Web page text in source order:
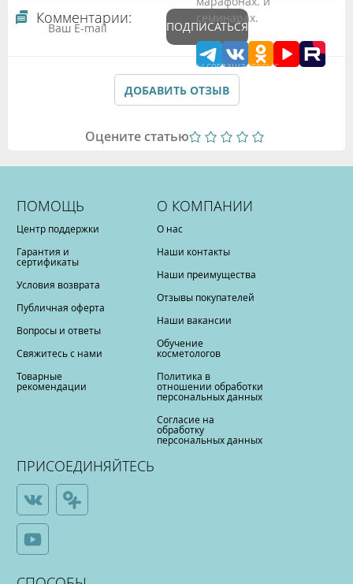
ПОДПИСАТЬСЯ
Подтверждая данные формы Вы соглашаетесь с
Политикой обработки персональных данных
семинарах.
Комментарии:
ДОБАВИТЬ ОТЗЫВ
Оцените статью
ПОМОЩЬ
Центр поддержки
Гарантия и
сертификаты
Условия возврата
Публичная оферта
Вопросы и ответы
Свяжитесь с нами
Товарные
рекомендации
О КОМПАНИИ
О нас
Наши контакты
Наши преимущества
Отзывы покупателей
Наши вакансии
Обучение
косметологов
Политика в
отношении обработки
персональных данных
Согласие на
обработку
персональных данных
ПРИСОЕДИНЯЙТЕСЬ